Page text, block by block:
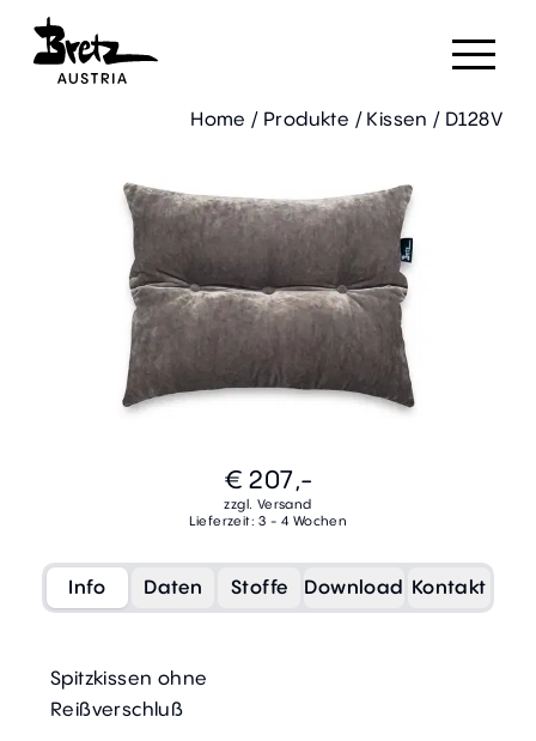
Home / Produkte / Kissen / D128V
€ 207,-
zzgl. Versand
Lieferzeit: 3 - 4 Wochen
Info Daten Stoffe Download Kontakt
Spitzkissen ohne
Reißverschluß